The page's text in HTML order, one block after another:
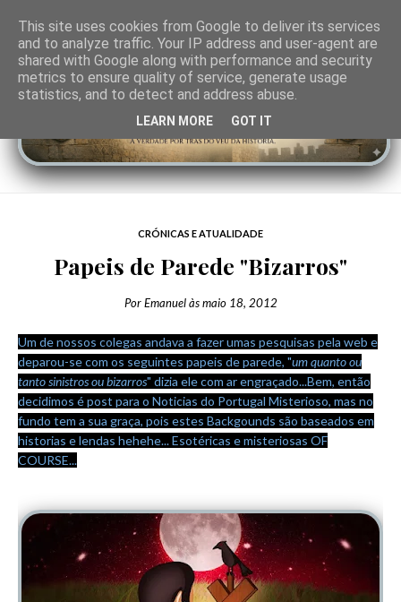
CRÓNICAS E ATUALIDADE
Papeis de Parede "Bizarros"
Por Emanuel àsmaio 18, 2012
Um de nossos colegas andava a fazer umas pesquisas pela web e
deparou-se com os seguintes papeis de parede, "um quanto ou
tanto sinistros ou bizarros" dizia ele com ar engraçado...Bem, então
decidimos é post para o Noticias do Portugal Misterioso, mas no
fundo tem a sua graça, pois estes Backgounds são baseados em
historias e lendas hehehe... Esotéricas e misteriosas OF
COURSE...
This site uses cookies from Google to deliver its services
and to analyze traffic. Your IP address and user-agent are
shared with Google along with performance and security
metrics to ensure quality of service, generate usage
statistics, and to detect and address abuse.
LEARN MORE GOT IT